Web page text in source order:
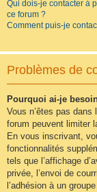
Qui dois-je contacter à
ce forum ?
Comment puis-je
Problèmes de
Pourquoi ai-je
Vous n’êtes pas
forum peuvent limiter
En vous inscrivant,
fonctionnalités
tels que l’affichage
privée, l’envoi de
l’adhésion à un